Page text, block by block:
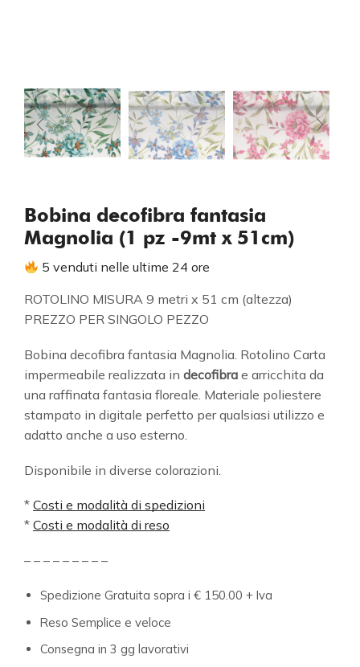
Bobina decofibra fantasia
Magnolia (1 pz -9mt x 51cm)
5 venduti nelle ultime 24 ore
ROTOLINO MISURA 9 metri x 51 cm (altezza)
PREZZO PER SINGOLO PEZZO
Bobina decofibra fantasia Magnolia. Rotolino Carta
impermeabile realizzata in decofibra e arricchita da
una raffinata fantasia floreale. Materiale poliestere
stampato in digitale perfetto per qualsiasi utilizzo e
adatto anche a uso esterno.
Disponibile in diverse colorazioni.
* Costi e modalità di spedizioni
* Costi e modalità di reso
– – – – – – – – –
Spedizione Gratuita sopra i € 150.00 + Iva
Reso Semplice e veloce
Consegna in 3 gg lavorativi